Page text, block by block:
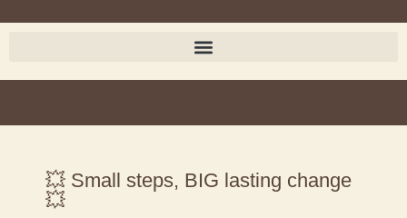
💥 Small steps, BIG lasting change
💥